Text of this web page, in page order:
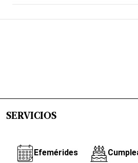
SERVICIOS
Efemérides